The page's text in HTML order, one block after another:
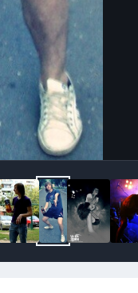
Инструменты